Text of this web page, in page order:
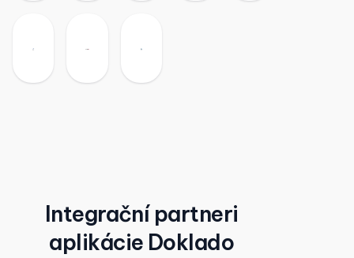
Integrační partneri
aplikácie Doklado